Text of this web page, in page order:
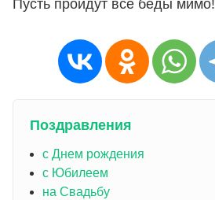
Пусть пройдут все беды мимо!
Поздравления
с Днем рождения
с Юбилеем
на Свадьбу